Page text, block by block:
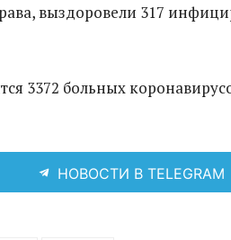
выздоровели 317
3372 больных
НОВОСТИ В TELEGRAM